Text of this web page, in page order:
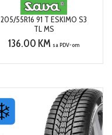
205/55R16 91 T ESKIMO S3
TL MS
136.00 KM sa PDV-om